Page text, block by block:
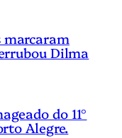
marcaram
Dilma
do 11°
Alegre.